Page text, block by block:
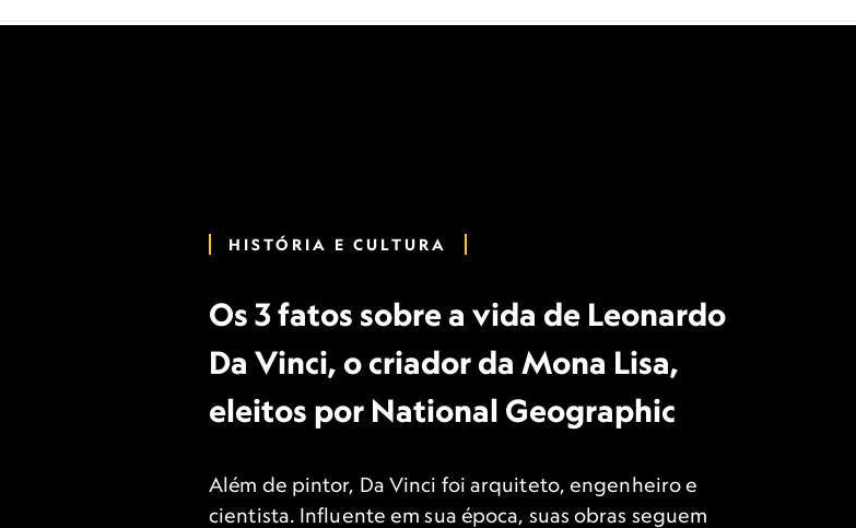
HISTÓRIA E CULTURA
Os 3 fatos sobre a vida de Leonardo
Da Vinci, o criador da Mona Lisa,
eleitos por National Geographic
Além de pintor, Da Vinci foi arquiteto, engenheiro e
cientista. Influente em sua época, suas obras seguem